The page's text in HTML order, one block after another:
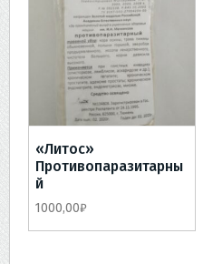
«Литос»
Противопаразитарны
Й
1000,00₽